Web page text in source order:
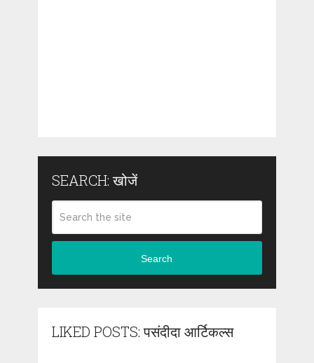
SEARCH: खोजें
Search
LIKED POSTS: पसंदीदा आर्टिकल्स